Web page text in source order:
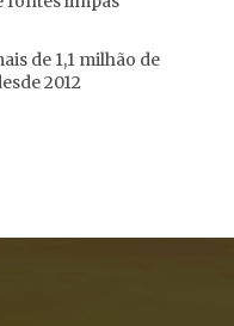
de 1,1 milhão de
2012